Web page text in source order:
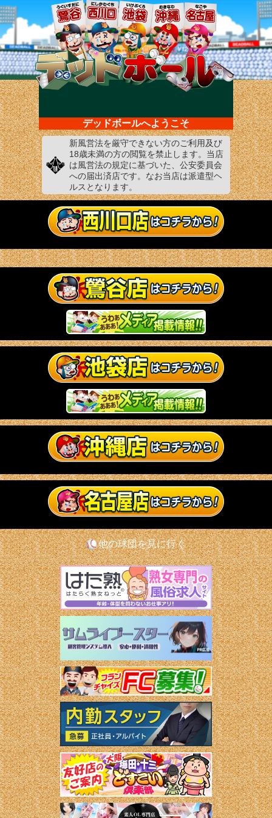
デッドボールへようこそ
新風営法を厳守できない方のご利用及び
18歳未満の方の閲覧を禁止します。当店
は風営法の規定に基づいた、公安委員会
への届出済店です。なお当店は派遣型ヘ
ルスとなります。
他の球団を見に行く